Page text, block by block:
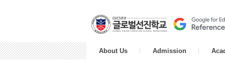
About Us Admission